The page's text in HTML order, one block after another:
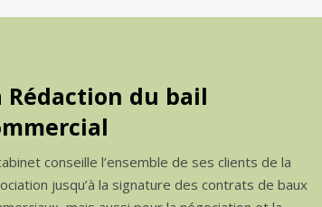
Rédaction du bail
conseille l’ensemble de ses clients de la
jusqu’à la signature des contrats de baux